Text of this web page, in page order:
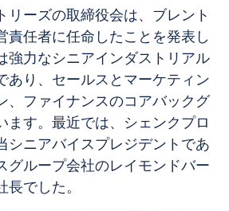
リーズの取締役会は、ブレント
責任者に任命したことを発表し
強力なシニアインダストリアル
あり、セールスとマーケティン
、ファイナンスのコアバックグ
ます。最近では、シェンクプロ
シニアバイスプレジデントであ
グループ会社のレイモンドバー
長でした。